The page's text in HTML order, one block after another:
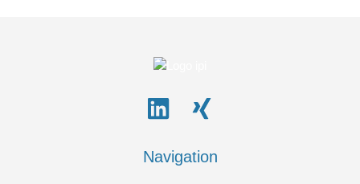
Navigation